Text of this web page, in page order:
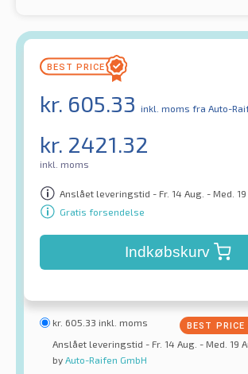
kr. 605.33 inkl. moms fra Auto-
kr. 2421.32
inkl. moms
Anslået leveringstid - Fr. 14 Aug. - Med. 19
Gratis forsendelse
Indkøbskurv
kr. 605.33 inkl. moms
Anslået leveringstid - Fr. 14 Aug. - Med. 19
by Auto-Raifen GmbH